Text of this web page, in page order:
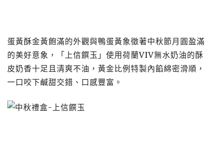
蛋黃酥金黃飽滿的外觀與鴨蛋黃象徵著中秋節月圓盈滿
的美好意象，「上信饌玉」使用荷蘭VIV無水奶油的酥
皮奶香十足且清爽不油，黃金比例特製內餡綿密滑順，
一口咬下鹹甜交錯、口感豐富。